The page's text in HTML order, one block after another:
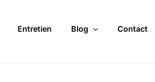
Entretien Blog Contact